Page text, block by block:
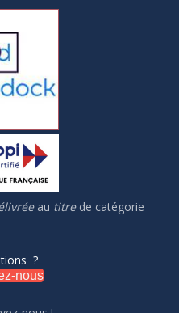
au titrede catégorie
?
nous